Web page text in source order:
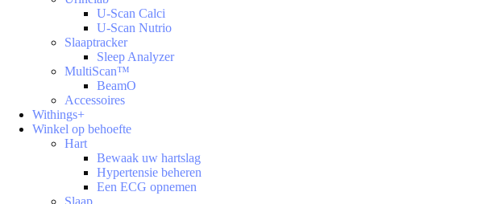
U-Scan Calci
U-Scan Nutrio
Slaaptracker
Sleep Analyzer
MultiScan™
BeamO
Accessoires
Withings+
Winkel op behoefte
Hart
Bewaak uw hartslag
Hypertensie beheren
Een ECG opnemen
Slaap